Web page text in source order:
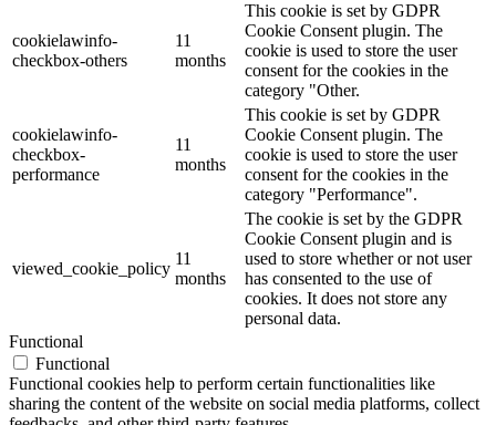
cookielawinfo-
checkbox-others
11
months
This cookie is set by GDPR
Cookie Consent plugin. The
cookie is used to store the user
consent for the cookies in the
category "Other.
cookielawinfo-
checkbox-
performance
11
months
This cookie is set by GDPR
Cookie Consent plugin. The
cookie is used to store the user
consent for the cookies in the
category "Performance".
viewed_cookie_policy
11
months
The cookie is set by the GDPR
Cookie Consent plugin and is
used to store whether or not user
has consented to the use of
cookies. It does not store any
personal data.
Functional
Functional
Functional cookies help to perform certain functionalities like
sharing the content of the website on social media platforms, collect